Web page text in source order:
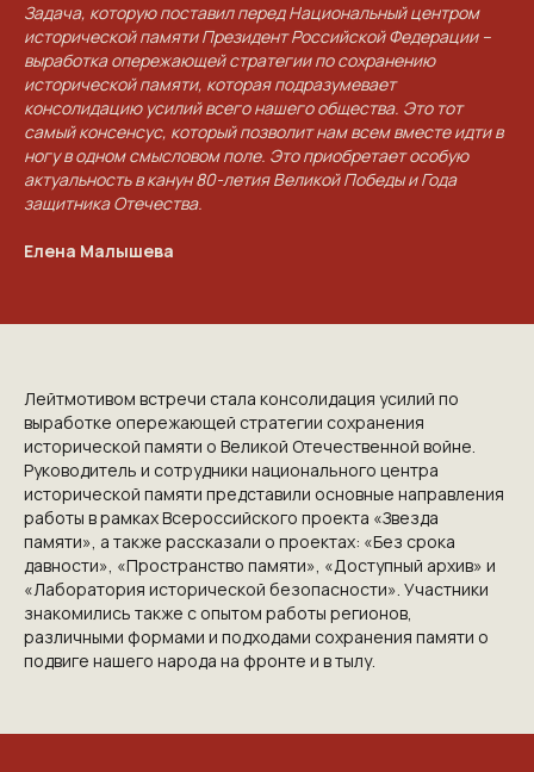
Задача, которую поставил перед Национальный центром
исторической памяти Президент Российской Федерации –
выработка опережающей стратегии по сохранению
исторической памяти, которая подразумевает
консолидацию усилий всего нашего общества. Это тот
самый консенсус, который позволит нам всем вместе идти в
ногу в одном смысловом поле. Это приобретает особую
актуальность в канун 80-летия Великой Победы и Года
защитника Отечества.
Елена Малышева
Лейтмотивом встречи стала консолидация усилий по
выработке опережающей стратегии сохранения
исторической памяти о Великой Отечественной войне.
Руководитель и сотрудники национального центра
исторической памяти представили основные направления
работы в рамках Всероссийского проекта «Звезда
памяти», а также рассказали о проектах: «Без срока
давности», «Пространство памяти», «Доступный архив» и
«Лаборатория исторической безопасности». Участники
знакомились также с опытом работы регионов,
различными формами и подходами сохранения памяти о
подвиге нашего народа на фронте и в тылу.